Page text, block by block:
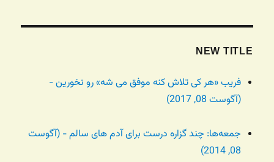
NEW TITLE
فریب «هر کی تلاش کنه موفق می شه» رو نخورین -
(آگوست 08, 2017)
جمعه‌ها: چند گزاره درست برای آدم های سالم - (آگوست
08, 2014)